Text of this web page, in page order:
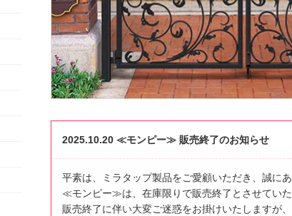
2025.10.20 ≪モンピー≫ 販売終了のお知らせ
平素は、ミラタップ製品をご愛顧いただき、誠に
≪モンピー≫は、在庫限りで販売終了とさせていた
販売終了に伴い大変ご迷惑をお掛けいたしますが